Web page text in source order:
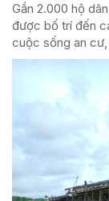
Gần 2.000 hộ
được bố trí đến
cuộc sống an